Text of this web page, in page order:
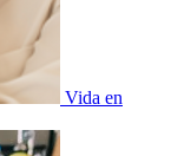
Vida en